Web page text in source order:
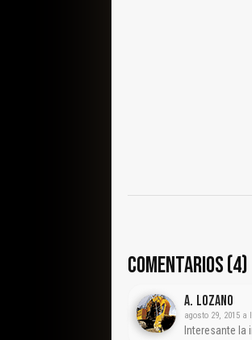
COMENTARIOS (4)
A. Lozano
agosto 29, 2015 a
Interesante